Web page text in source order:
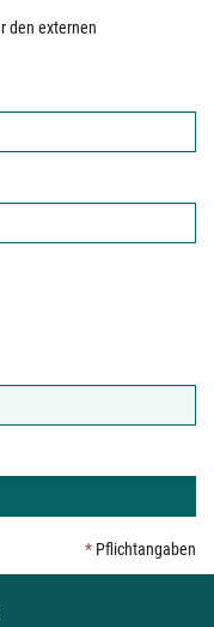
den externen
* Pflichtangaben